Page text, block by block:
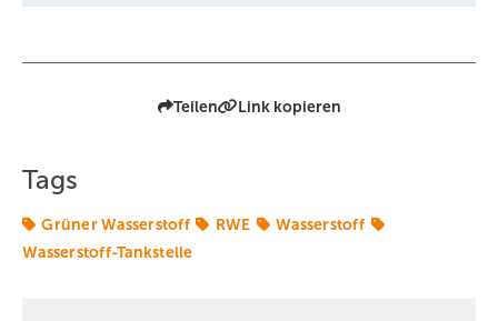
Teilen Link kopieren
Tags
Grüner Wasserstoff RWE
Wasserstoff
Wasserstoff-Tankstelle